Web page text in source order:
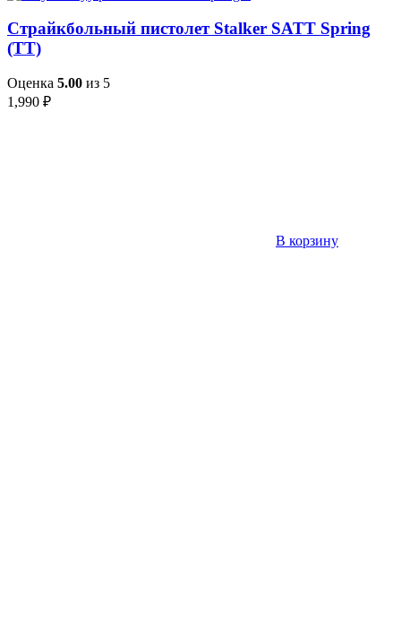
Страйкбольный пистолет Stalker SATT Spring
(ТТ)
Оценка 5.00 из 5
1,990 ₽
В корзину